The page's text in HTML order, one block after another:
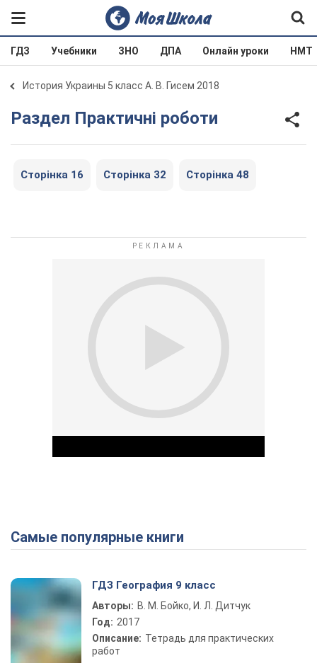
ГДЗ Учебники ЗНО ДПА Онлайн уроки НМТ
История Украины 5 класс А. В. Гисем 2018
Раздел Практичні роботи
Сторінка 16 Сторінка 32 Сторінка 48
Play Video
Самые популярные книги
ГДЗ География 9 класс
Авторы: В. М. Бойко, И. Л. Дитчук
Год: 2017
Описание: Тетрадь для практических
работ